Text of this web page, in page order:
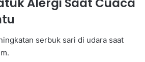
serbuk sari di udara saat